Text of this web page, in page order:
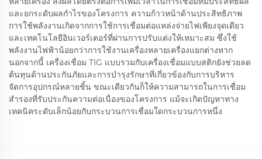
และยกระดับผลกำไรของโครงการ ความก้าวหน้าด้านประสิทธิภาพ
การใช้พลังงานเกิดจากการใช้การเชื่อมต่อแหล่งจ่ายไฟเพียงจุดเดียว
และเทคโนโลยีอินเวอร์เตอร์ที่ผ่านการปรับแต่งให้เหมาะสม ซึ่งใช้
พลังงานไฟฟ้าน้อยกว่าการใช้งานเครื่องหลายเครื่องแยกต่างหาก
นอกจากนี้ เครื่องเชื่อม TIG แบบรวมกับเครื่องเชื่อมแบบสติกยังช่วยลด
ต้นทุนด้านประกันภัยและการบำรุงรักษาที่เกี่ยวข้องกับการบริหาร
จัดการอุปกรณ์หลายชิ้น ขณะเดียวกันก็ให้ความสามารถในการเชื่อม
สำรองที่รับประกันความต่อเนื่องของโครงการ แม้จะเกิดปัญหาทาง
เทคนิคระดับเล็กน้อยกับกระบวนการเชื่อมใดกระบวนการหนึ่ง